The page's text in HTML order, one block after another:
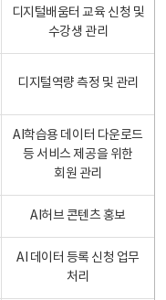
디지털배움터 교육 신청 및
수강생 관리
디지털역량 측정 및 관리
AI학습용 데이터 다운로드
등 서비스 제공을 위한
회원 관리
AI허브 콘텐츠 홍보
AI 데이터 등록 신청 업무
처리